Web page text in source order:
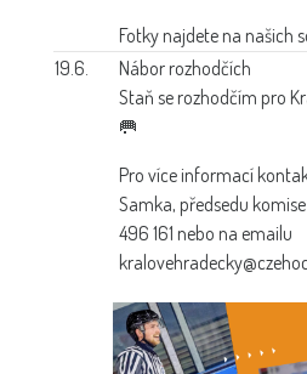
Fotky najdete na našich
19.6.
Nábor rozhodčích
Staň se rozhodčím pro
🥅
Pro více informací
Samka, předsedu
496 161 nebo na emailu